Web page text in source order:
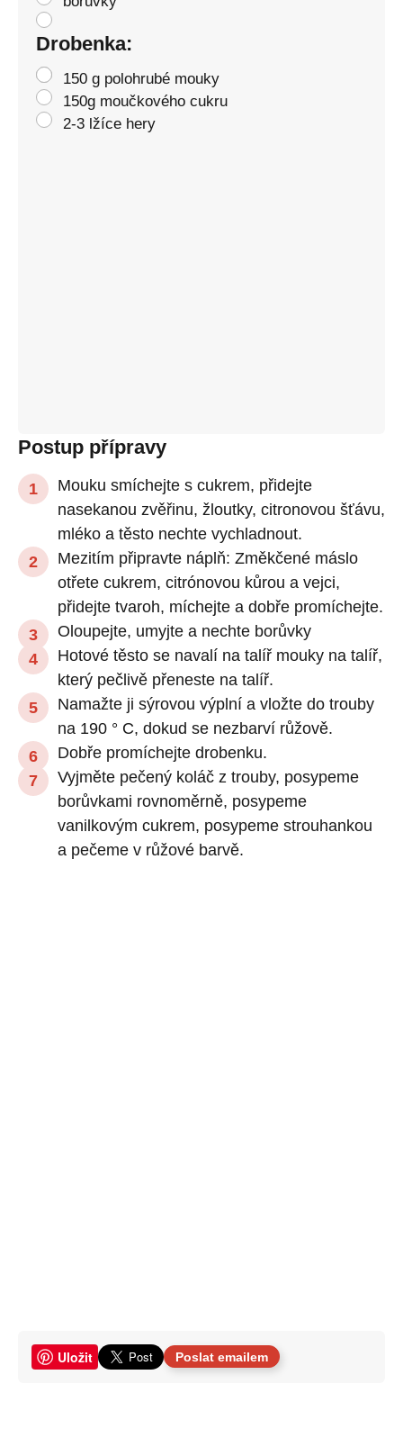
Drobenka:
150 g polohrubé mouky
150g moučkového cukru
2-3 lžíce hery
Postup přípravy
Mouku smíchejte s cukrem, přidejte
nasekanou zvěřinu, žloutky, citronovou šťávu,
mléko a těsto nechte vychladnout.
Mezitím připravte náplň: Změkčené máslo
otřete cukrem, citrónovou kůrou a vejci,
přidejte tvaroh, míchejte a dobře promíchejte.
Oloupejte, umyjte a nechte borůvky
Hotové těsto se navalí na talíř mouky na talíř,
který pečlivě přeneste na talíř.
Namažte ji sýrovou výplní a vložte do trouby
na 190 ° C, dokud se nezbarví růžově.
Dobře promíchejte drobenku.
Vyjměte pečený koláč z trouby, posypeme
borůvkami rovnoměrně, posypeme
vanilkovým cukrem, posypeme strouhankou
a pečeme v růžové barvě.
Uložit Poslat emailem